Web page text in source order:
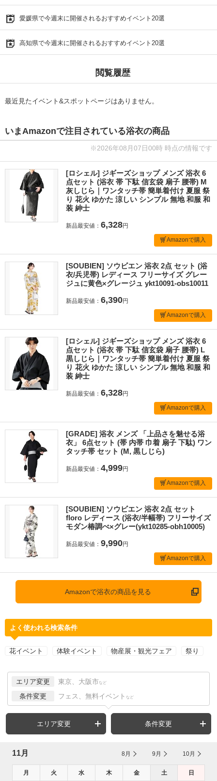
愛媛県で今週末に開催されるおすすめイベント20選
高知県で今週末に開催されるおすすめイベント20選
閲覧履歴
最近見たイベント&スポットページはありません。
いまAmazonで注目されている浴衣の商品
※2026年08月07日00時 時点の情報です
[ロシェル] ジギーズショップ メンズ 浴衣 6
点セット (浴衣 帯 下駄 信玄袋 扇子 腰帯) M
灰しじら｜ワンタッチ帯 簡単着付け 夏服 祭
り 花火 ゆかた 涼しい シンプル 無地 和服 和
装 紳士
新品最安値： 6,328円
Amazonで購入
[SOUBIEN] ソウビエン 浴衣 2点 セット (浴
衣/兵児帯) レディース フリーサイズ グレー
ジュに黄色×グレージュ ykt10091-obs10011
新品最安値： 6,390円
Amazonで購入
[ロシェル] ジギーズショップ メンズ 浴衣 6
点セット (浴衣 帯 下駄 信玄袋 扇子 腰帯) L
黒しじら｜ワンタッチ帯 簡単着付け 夏服 祭
り 花火 ゆかた 涼しい シンプル 無地 和服 和
装 紳士
新品最安値： 6,328円
Amazonで購入
[GRADE] 浴衣 メンズ 「上品さを魅せる浴
衣」 6点セット (帯 内帯 巾着 扇子 下駄) ワン
タッチ帯 セット (M, 黒しじら)
新品最安値： 4,999円
Amazonで購入
[SOUBIEN] ソウビエン 浴衣 2点 セット
floro レディース (浴衣/半幅帯) フリーサイズ
モダン椿調べ×グレー(ykt10285-obh10005)
新品最安値： 9,990円
Amazonで購入
Amazonで浴衣の商品を見る
よく使われる検索条件
花イベント 体験イベント 物産展・観光フェア 祭り
エリア変更 東京、大阪市 など
条件変更 フェス、無料イベント など
エリア変更 条件変更
11月 8月 9月 10月
月 火 水 木 金 土 日